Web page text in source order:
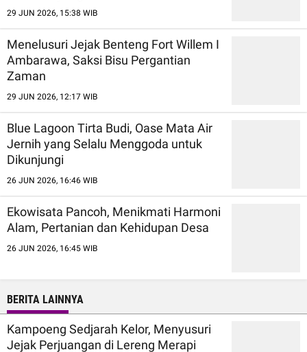
29 JUN 2026, 15:38 WIB
Menelusuri Jejak Benteng Fort Willem I
Ambarawa, Saksi Bisu Pergantian
Zaman
29 JUN 2026, 12:17 WIB
Blue Lagoon Tirta Budi, Oase Mata Air
Jernih yang Selalu Menggoda untuk
Dikunjungi
26 JUN 2026, 16:46 WIB
Ekowisata Pancoh, Menikmati Harmoni
Alam, Pertanian dan Kehidupan Desa
26 JUN 2026, 16:45 WIB
BERITA LAINNYA
Kampoeng Sedjarah Kelor, Menyusuri
Jejak Perjuangan di Lereng Merapi